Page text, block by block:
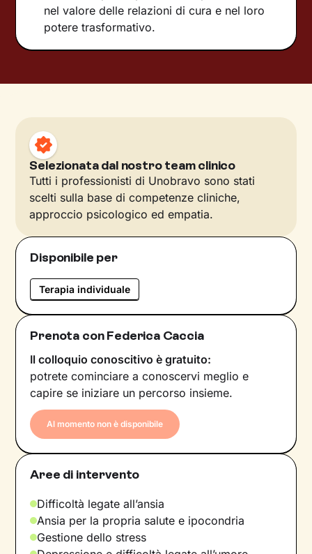
nel valore delle relazioni di cura e nel loro
potere trasformativo.
Selezionata dal nostro team clinico
Tutti i professionisti di Unobravo sono stati
scelti sulla base di competenze cliniche,
approccio psicologico ed empatia.
Disponibile per
Terapia individuale
Prenota con Federica Caccia
Il colloquio conoscitivo è gratuito:
potrete cominciare a conoscervi meglio e
capire se iniziare un percorso insieme.
Al momento non è disponibile
Aree di intervento
Difficoltà legate all’ansia
Ansia per la propria salute e ipocondria
Gestione dello stress